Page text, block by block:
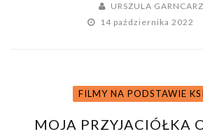
URSZULA GARNCARZ
14 października 2022
FILMY NA PODSTAWIE
MOJA PRZYJACIÓŁKA